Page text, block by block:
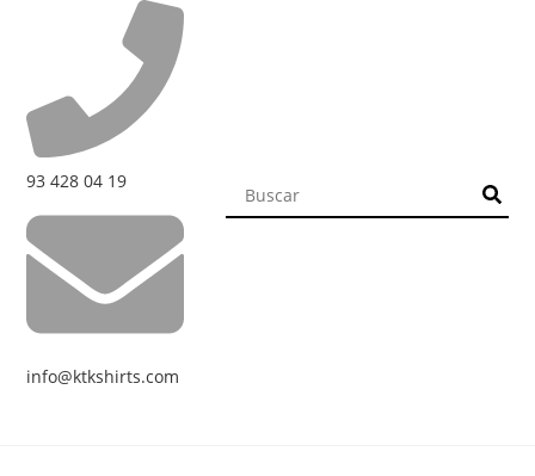
93 428 04 19
info@ktkshirts.com